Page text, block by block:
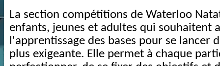
La section compétitions de Waterloo
enfants, jeunes et adultes qui souhaitent
l'apprentissage des bases pour se lancer
plus exigeante. Elle permet à chaque